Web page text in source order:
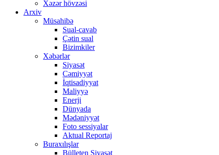
Xəzər hövzəsi
Arxiv
Müsahibə
Sual-cavab
Çətin sual
Bizimkiler
Xəbərlər
Siyasət
Cəmiyyət
İqtisadiyyat
Maliyyə
Enerji
Dünyada
Mədəniyyət
Foto sessiyalar
Aktual Reportaj
Buraxılışlar
Bülleten Siyasət